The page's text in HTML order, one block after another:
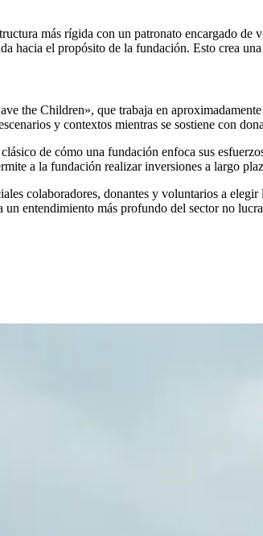
más rígida con un patronato encargado
hacia el propósito de la fundación. Esto crea
the Children», que trabaja en
y contextos mientras se sostiene con
de cómo una fundación enfoca sus
a la fundación realizar inversiones a largo
colaboradores, donantes y voluntarios a
entendimiento más profundo del sector no